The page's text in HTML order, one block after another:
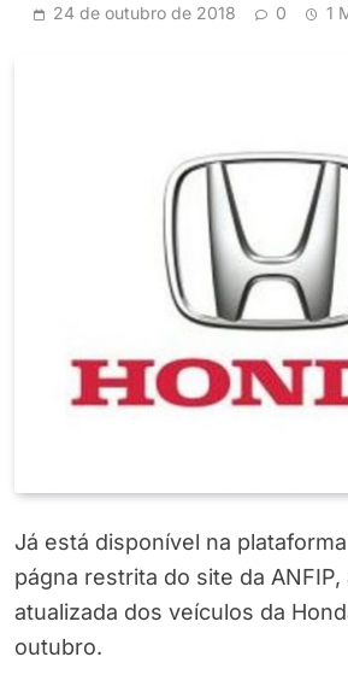
24 de outubro de 2018 0 1
Já está disponível na
págna restrita do site da ANFIP,
atualizada dos veículos da
outubro.